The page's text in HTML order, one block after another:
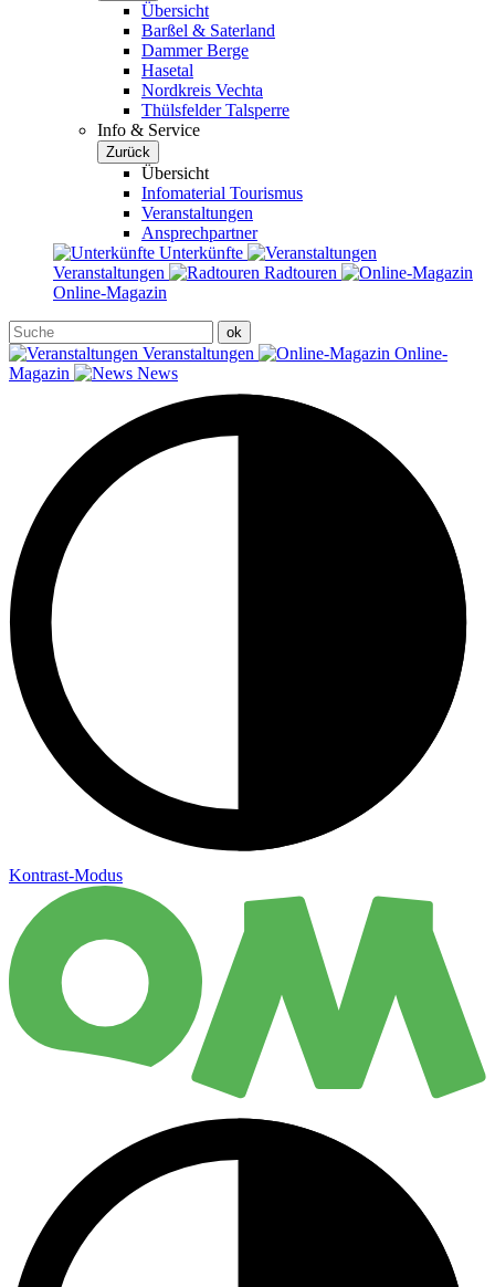
Übersicht
Barßel & Saterland
Dammer Berge
Hasetal
Nordkreis Vechta
Thülsfelder Talsperre
Info & Service
Zurück
Übersicht
Infomaterial Tourismus
Veranstaltungen
Ansprechpartner
Unterkünfte
Veranstaltungen
Radtouren
Online-Magazin
Veranstaltungen
Online-
Magazin
News
Kontrast-Modus